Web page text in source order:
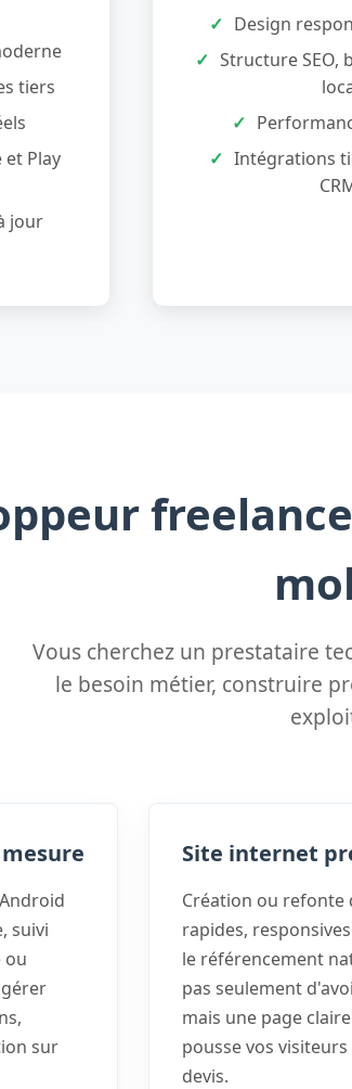
tiers
Play
jour
Design
Structure SEO,
Intégrations
Vous cherchez un prestataire
le besoin métier, construire
suivi
ou
sur
Site internet
Création ou refonte
rapides,
le référencement
pas seulement
mais une page
pousse vos
devis.